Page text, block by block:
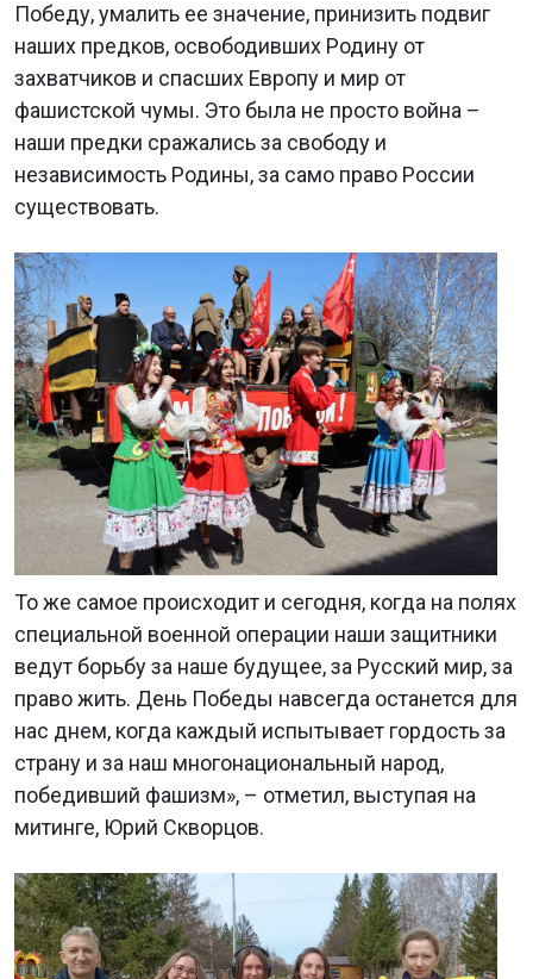
Победу, умалить ее значение, принизить подвиг
наших предков, освободивших Родину от
захватчиков и спасших Европу и мир от
фашистской чумы. Это была не просто война –
наши предки сражались за свободу и
независимость Родины, за само право России
существовать.
То же самое происходит и сегодня, когда на полях
специальной военной операции наши защитники
ведут борьбу за наше будущее, за Русский мир, за
право жить. День Победы навсегда останется для
нас днем, когда каждый испытывает гордость за
страну и за наш многонациональный народ,
победивший фашизм», – отметил, выступая на
митинге, Юрий Скворцов.